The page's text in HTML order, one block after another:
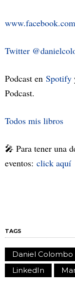
Twitter
Podcast en Spotify
Podcast.
Todos mis libros
🎤 Para tener una
eventos: click aquí
TAGS
Daniel Colombo
LinkedIn